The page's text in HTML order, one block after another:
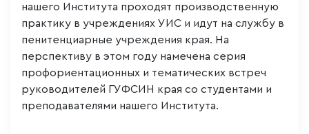
нашего Института проходят производственную
практику в учреждениях УИС и идут на службу в
пенитенциарные учреждения края. На
перспективу в этом году намечена серия
профориентационных и тематических встреч
руководителей ГУФСИН края со студентами и
преподавателями нашего Института.